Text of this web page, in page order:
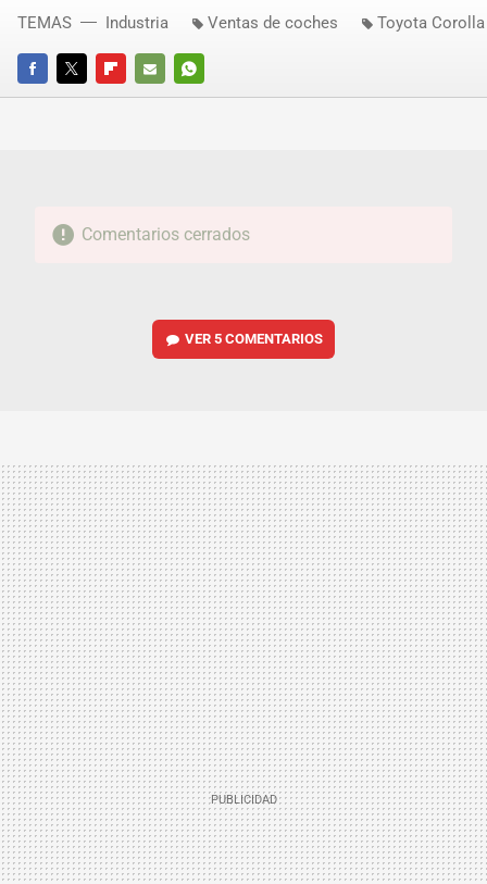
FACEBOOKTWITTERFLIPBOARD
E-
WHATSAPP
TEMAS Industria Ventas de coches Toyota Corolla
Comentarios cerrados
VER5 COMENTARIOS